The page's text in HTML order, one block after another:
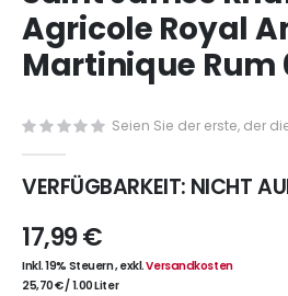
Bildergalerie
springen
der
Bildergalerie
springen
Agricole Royal
Martinique Rum
Seien Sie der erste, der
VERFÜGBARKEIT: NICHT
17,99 €
Inkl. 19% Steuern,exkl.Versandkosten
25,70 €/1.00 Liter